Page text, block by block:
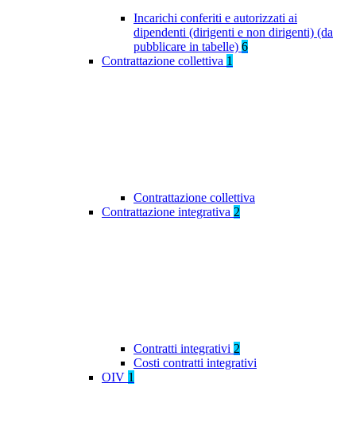
Incarichi conferiti e autorizzati ai
dipendenti (dirigenti e non dirigenti) (da
pubblicare in tabelle) 6
Contrattazione collettiva 1
Contrattazione collettiva
Contrattazione integrativa 2
Contratti integrativi 2
Costi contratti integrativi
OIV 1